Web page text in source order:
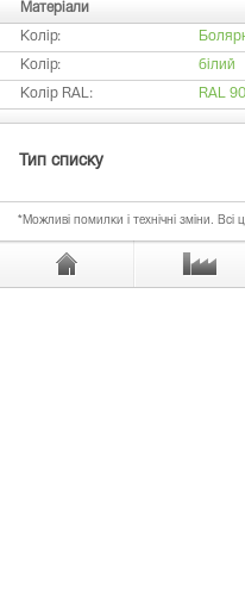
Матеріали
Колір:
Колір:
білий
Колір RAL:
RAL
Тип списку
*Можливі помилки і технічні зміни. Всі